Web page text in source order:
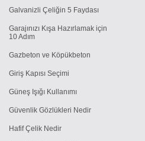
Galvanizli Çeliğin 5 Faydası
Garajınızı Kışa Hazırlamak için
10 Adım
Gazbeton ve Köpükbeton
Giriş Kapısı Seçimi
Güneş Işığı Kullanımı
Güvenlik Gözlükleri Nedir
Hafif Çelik Nedir